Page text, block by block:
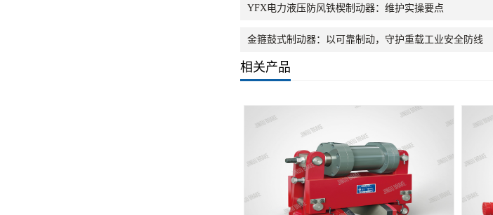
YFX电力液压防风铁楔制动器：维护实操要点
金箍鼓式制动器：以可靠制动，守护重载工业安全防线
相关产品